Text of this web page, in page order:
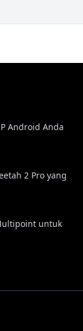
Android Anda
2 Pro yang
untuk